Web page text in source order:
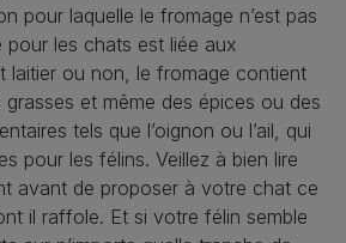
pour laquelle le fromage n’est pas
pour les chats est liée aux
laitier ou non, le fromage contient
grasses et même des épices ou des
tels que l’oignon ou l’ail, qui
pour les félins. Veillez à bien lire
avant de proposer à votre chat ce
il raffole. Et si votre félin semble